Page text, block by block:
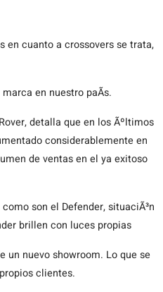
en cuanto a crossovers se trata,
en nuestro paÃ­s.
detalla que en los Ãºltimos
considerablemente en
de ventas en el ya exitoso
son el Defender, situaciÃ³n
brillen con luces propias
un nuevo showroom. Lo que se
clientes.